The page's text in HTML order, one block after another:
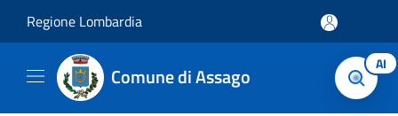
Regione Lombardia
Comune di Assago AI